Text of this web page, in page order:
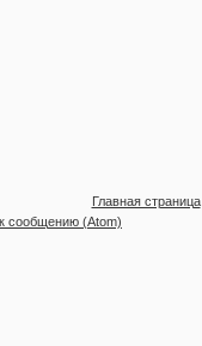
Главная страница
сообщению (Atom)